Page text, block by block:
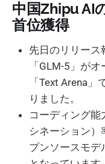
中国Zhipu AI
首位獲得
先日のリリース
「GLM-5」が
「Text Arena
りました。
コーディング
シネーション）
プンソースモデ